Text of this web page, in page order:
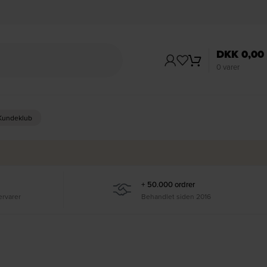
0 varer
DKK0,00
+ 50.000 ordrer
Behandlet siden 2016